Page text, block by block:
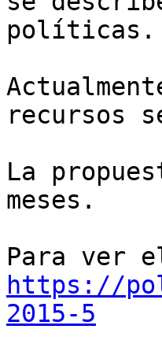
políticas.
recursos
La
meses.
https://
2015-5